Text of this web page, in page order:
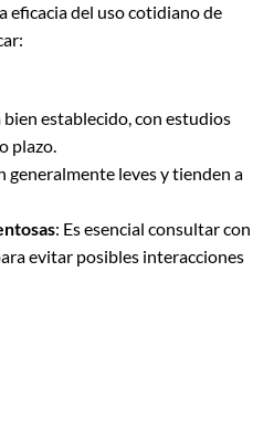
eficacia del uso cotidiano de
bien establecido, con estudios
plazo.
generalmente leves y tienden a
: Es esencial consultar con
evitar posibles interacciones